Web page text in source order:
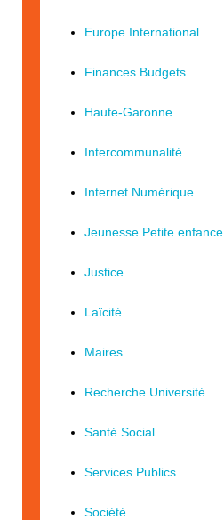
Europe International
Finances Budgets
Haute-Garonne
Intercommunalité
Internet Numérique
Jeunesse Petite enfance
Justice
Laïcité
Maires
Recherche Université
Santé Social
Services Publics
Société